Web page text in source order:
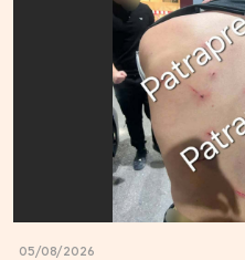
05/08/2026